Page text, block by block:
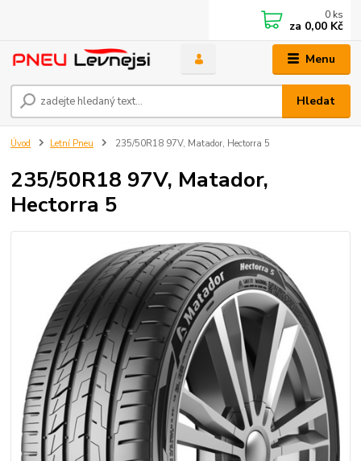
Menu
Hledat
0 ks
za 0,00 Kč
Úvod Letní Pneu 235/50R18 97V, Matador, Hectorra 5
235/50R18 97V, Matador,
Hectorra 5